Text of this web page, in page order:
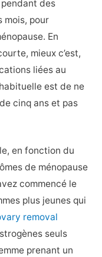
des
mois, pour
En
mieux c’est,
liées au
est de ne
cinq ans et pas
en fonction du
de ménopause
commencé le
plus jeunes qui
removal
seuls
prenant un